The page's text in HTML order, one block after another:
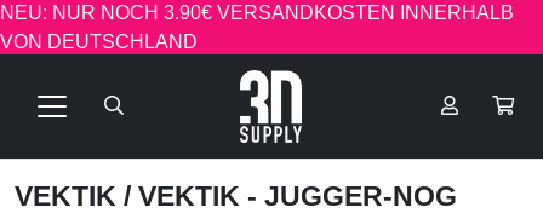
NEU: NUR NOCH 3.90€ VERSANDKOSTEN INNERHALB
VON DEUTSCHLAND
VEKTIK / VEKTIK - JUGGER-NOG